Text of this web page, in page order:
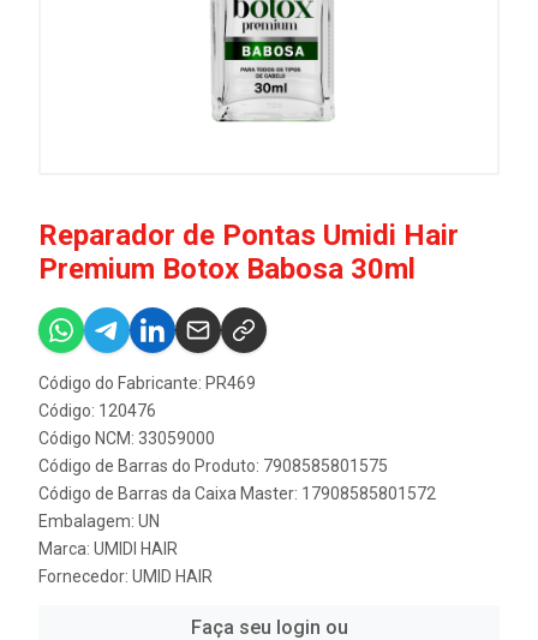
Reparador de Pontas Umidi Hair
Premium Botox Babosa 30ml
Código do Fabricante: PR469
Código: 120476
Código NCM: 33059000
Código de Barras do Produto: 7908585801575
Código de Barras da Caixa Master: 17908585801572
Embalagem: UN
Marca: UMIDI HAIR
Fornecedor: UMID HAIR
Faça seu login ou